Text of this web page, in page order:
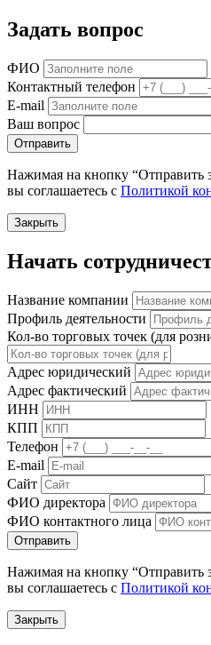
Задать вопрос
ФИО
Контактный телефон
E-mail
Ваш вопрос
Отправить
Нажимая на кнопку “Отправить
вы соглашаетесь с Политикой
Закрыть
Начать
Название компании
Профиль деятельности
Кол-во торговых точек (для
Адрес юридический
Адрес фактический
ИНН
КПП
Телефон
E-mail
Сайт
ФИО директора
ФИО контактного лица
Отправить
Нажимая на кнопку “Отправить
вы соглашаетесь с Политикой
Закрыть